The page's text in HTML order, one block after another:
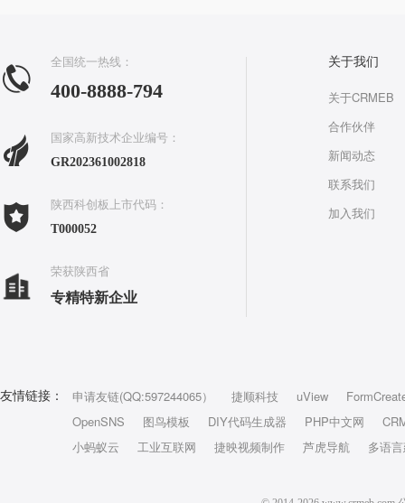
全国统一热线：
400-8888-794
国家高新技术企业编号：
GR202361002818
陕西科创板上市代码：
T000052
荣获陕西省
专精特新企业
关于我们
关于CRMEB
合作伙伴
新闻动态
联系我们
加入我们
友情链接： 申请友链(QQ:597244065） 捷顺科技 uView
OpenSNS
图鸟模板 DIY代码生成器 PHP中文网
小蚂蚁云
工业互联网 捷映视频制作 芦虎导航 多语